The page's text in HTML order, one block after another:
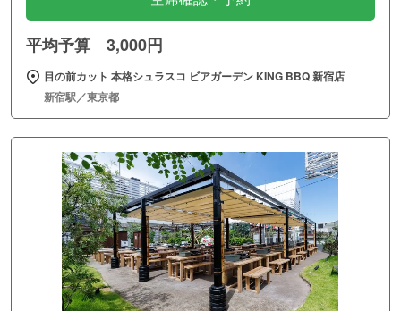
平均予算 3,000円
目の前カット 本格シュラスコ ビアガーデン KING BBQ 新宿店
新宿駅／東京都